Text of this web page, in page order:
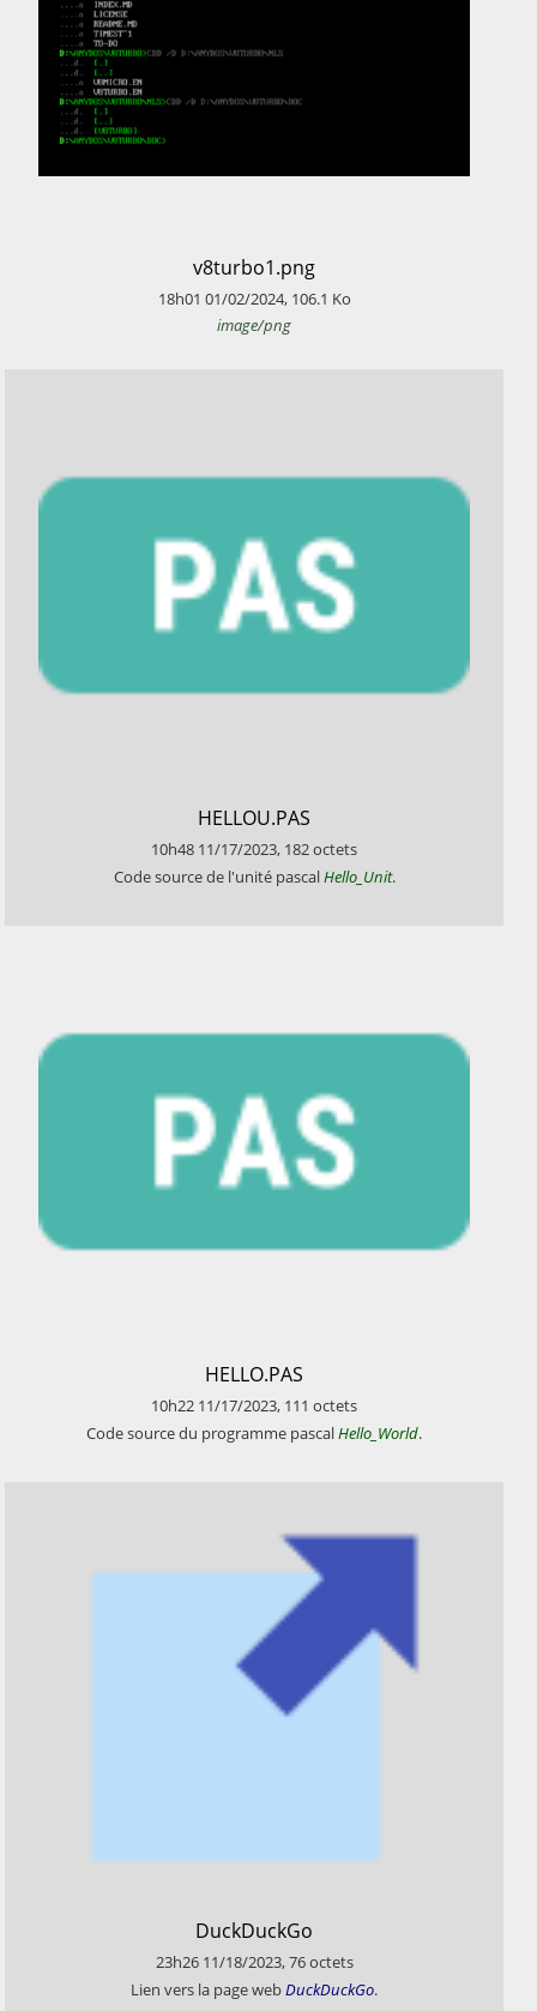
​v8turbo1.png
18h01 01/02/2024, 106.1 Ko
image/png
​HELLOU.PAS
10h48 11/17/2023, 182octets
​Code source de l'unité pascalHello_Unit.
​HELLO.PAS
10h22 11/17/2023, 111 octets
​Code source du programme pascalHello_World.
​DuckDuckGo
23h26 11/18/2023,76octets
​Lien vers la page webDuckDuckGo.